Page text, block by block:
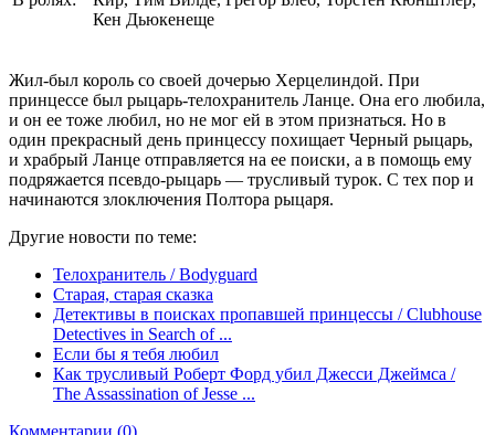
Кен Дьюкенеще
Жил-был король со своей дочерью Херцелиндой. При
принцессе был рыцарь-телохранитель Ланце. Она его любила,
и он ее тоже любил, но не мог ей в этом признаться. Но в
один прекрасный день принцессу похищает Черный рыцарь,
и храбрый Ланце отправляется на ее поиски, а в помощь ему
подряжается псевдо-рыцарь — трусливый турок. С тех пор и
начинаются злоключения Полтора рыцаря.
Другие новости по теме:
Телохранитель / Bodyguard
Старая, старая сказка
Детективы в поисках пропавшей принцессы / Clubhouse
Detectives in Search of ...
Если бы я тебя любил
Как трусливый Роберт Форд убил Джесси Джеймса /
The Assassination of Jesse ...
Комментарии (0)